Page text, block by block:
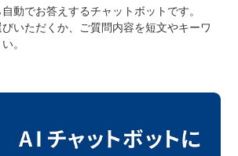
いをご紹介
動でお答えするチャットボットです。
いただくか、ご質問内容を短文やキーワ
。